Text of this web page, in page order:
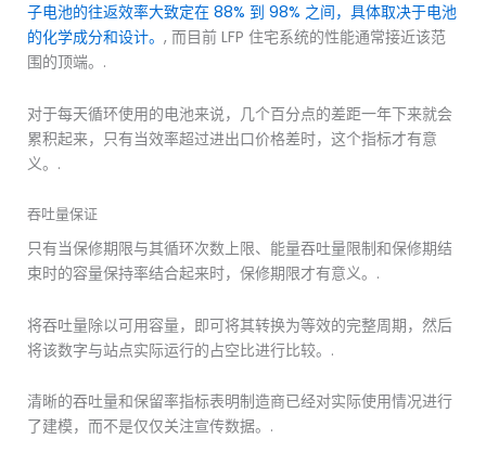
子电池的往返效率大致定在 88% 到 98% 之间，具体取决于电池
的化学成分和设计。 , 而目前 LFP 住宅系统的性能通常接近该范
围的顶端。.
对于每天循环使用的电池来说，几个百分点的差距一年下来就会
累积起来，只有当效率超过进出口价格差时，这个指标才有意
义。.
吞吐量保证
只有当保修期限与其循环次数上限、能量吞吐量限制和保修期结
束时的容量保持率结合起来时，保修期限才有意义。.
将吞吐量除以可用容量，即可将其转换为等效的完整周期，然后
将该数字与站点实际运行的占空比进行比较。.
清晰的吞吐量和保留率指标表明制造商已经对实际使用情况进行
了建模，而不是仅仅关注宣传数据。.